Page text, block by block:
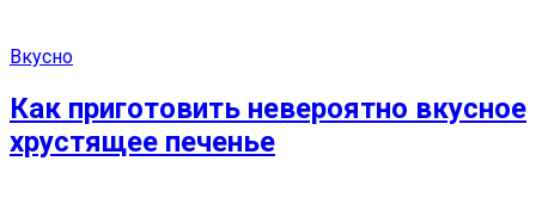
Вкусно
Как приготовить невероятно вкусное
хрустящее печенье